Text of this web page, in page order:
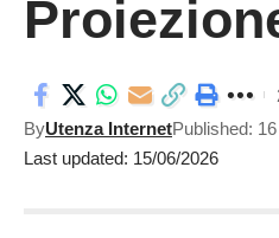
Last updated: 15/06/2026
ByUtenza InternetPublished: